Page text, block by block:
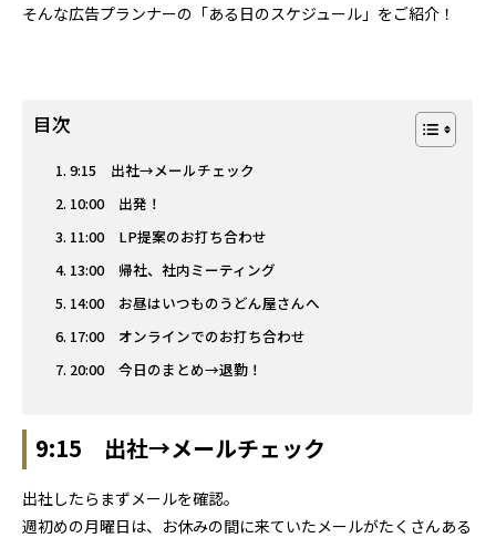
そんな広告プランナーの「ある日のスケジュール」をご紹介！
目次
9:15 出社→メールチェック
10:00 出発！
11:00 LP提案のお打ち合わせ
13:00 帰社、社内ミーティング
14:00 お昼はいつものうどん屋さんへ
17:00 オンラインでのお打ち合わせ
20:00 今日のまとめ→退勤！
9:15 出社→メールチェック
出社したらまずメールを確認。
週初めの月曜日は、お休みの間に来ていたメールがたくさんある